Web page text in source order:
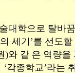
대학으로 탈바
세기’를 선도할
)와 같 은 역량을
각종학교’라는